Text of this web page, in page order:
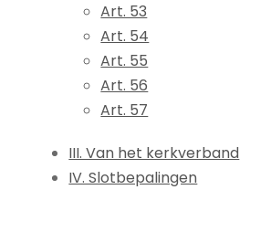
Art. 53
Art. 54
Art. 55
Art. 56
Art. 57
III. Van het kerkverband
IV. Slotbepalingen